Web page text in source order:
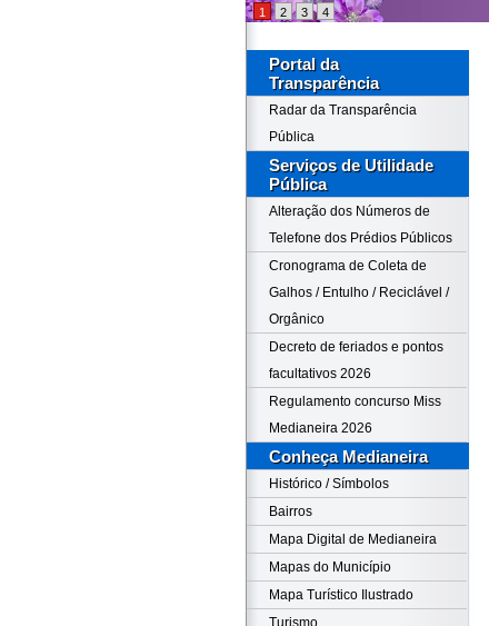
1 2 3 4
Portal da
Transparência
Radar da Transparência
Pública
Serviços de Utilidade
Pública
Alteração dos Números de
Telefone dos Prédios Públicos
Cronograma de Coleta de
Galhos / Entulho / Reciclável /
Orgânico
Decreto de feriados e pontos
facultativos 2026
Regulamento concurso Miss
Medianeira 2026
Conheça Medianeira
Histórico / Símbolos
Bairros
Mapa Digital de Medianeira
Mapas do Município
Mapa Turístico Ilustrado
Turismo